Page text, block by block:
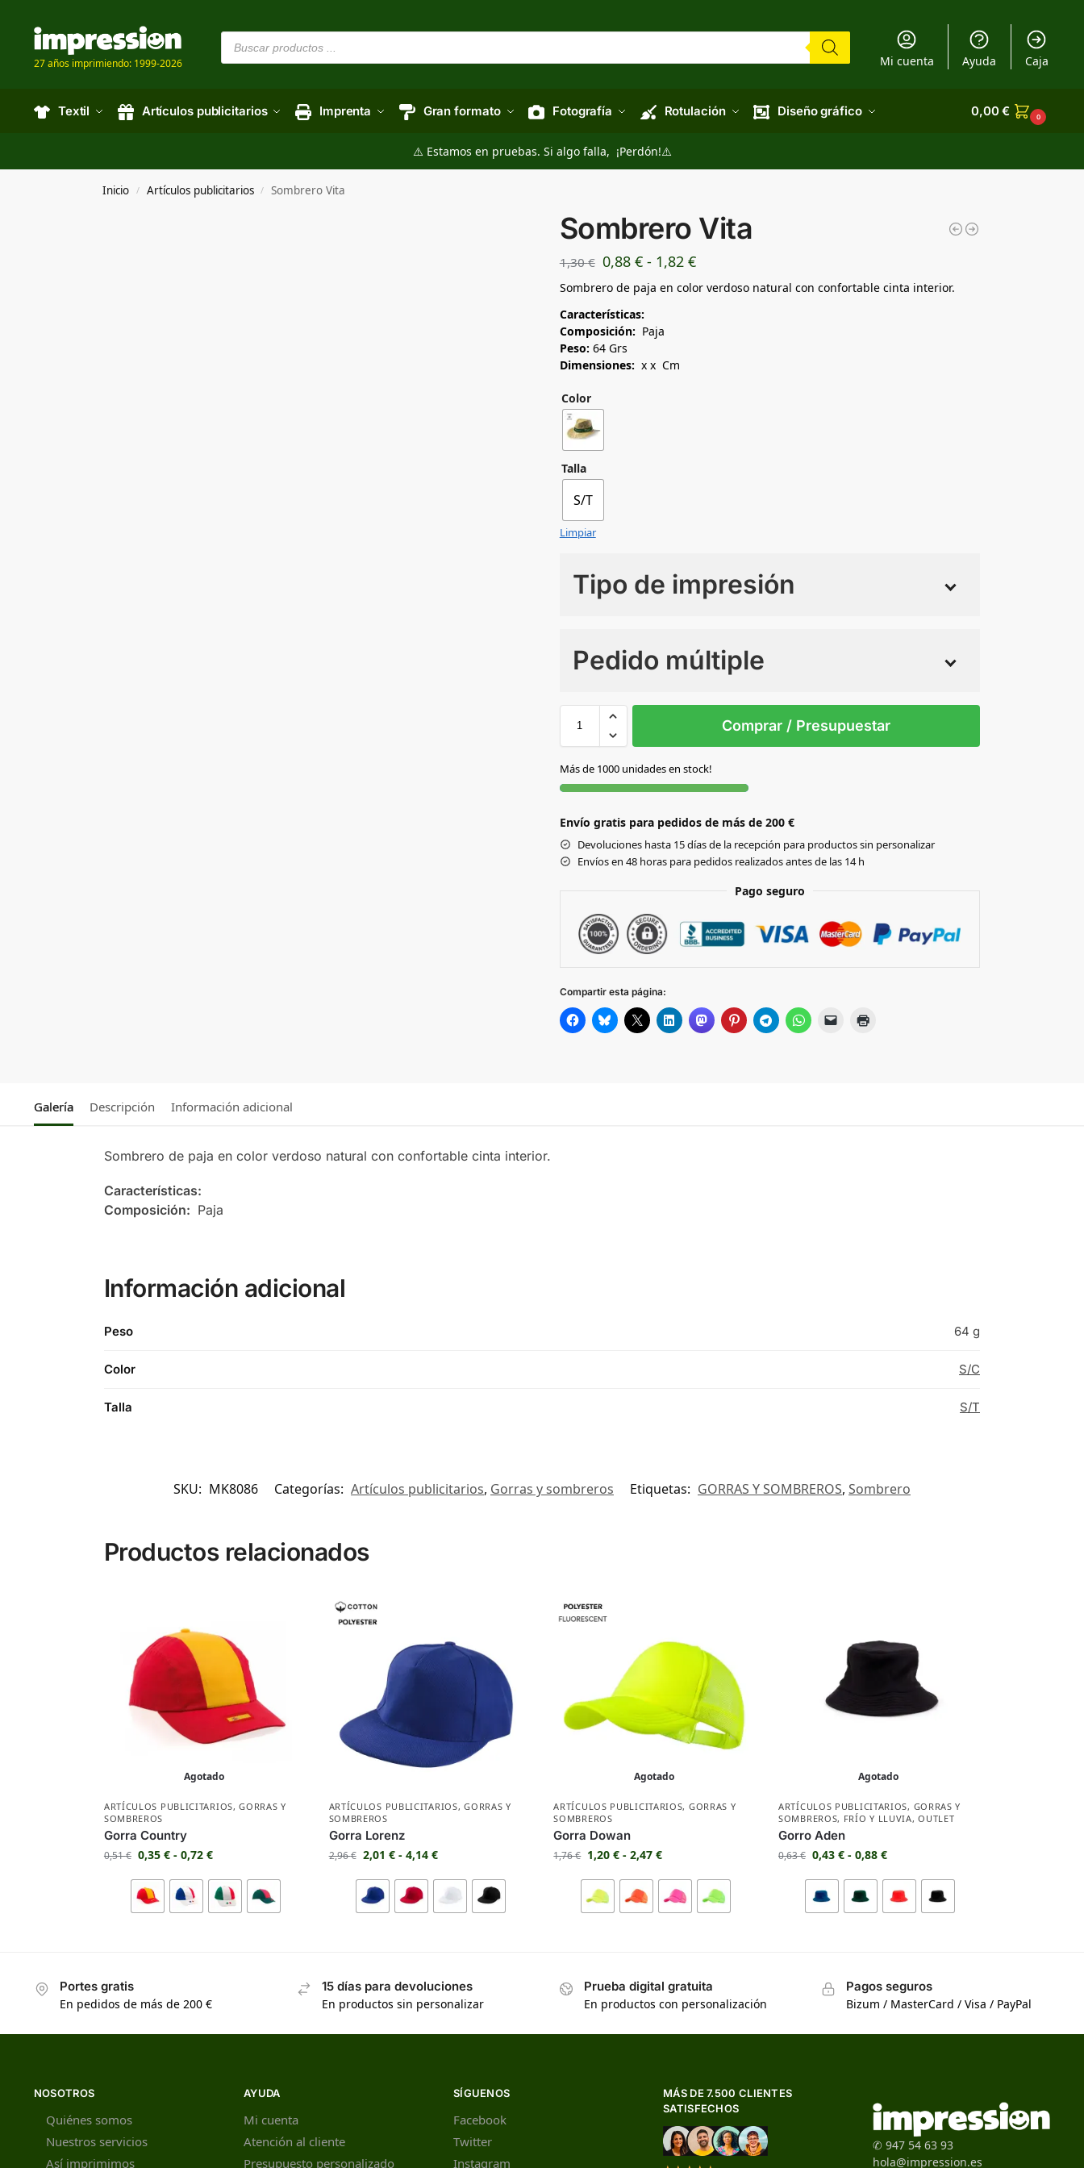
27 años imprimiendo: 1999-2026 Mi cuenta Ayuda Caja
Textil Artículos publicitarios Imprenta Gran formato Fotografía Rotulación Diseño gráfico 0,00€ 0
⚠️ Estamos en pruebas. Si algo falla, ¡Perdón!⚠️
Inicio / Artículos publicitarios / Sombrero Vita
Sombrero Vita
1,30€ 0,88 € - 1,82 €
Sombrero de paja en color verdoso natural con confortable cinta interior.
Características:
Composición: Paja
Peso: 64 Grs
Dimensiones: x x Cm
Color
Talla
S/T
Limpiar
Tipo de impresión
Pedido múltiple
Comprar / Presupuestar
Más de 1000 unidades en stock!
Envío gratis para pedidos de más de 200 €
Devoluciones hasta 15 días de la recepción para productos sin personalizar
Envíos en 48 horas para pedidos realizados antes de las 14 h
Pago seguro
Compartir esta página:
Galería Descripción Información adicional
Sombrero de paja en color verdoso natural con confortable cinta interior.
Características:
Composición: Paja
Información adicional
Peso 64 g
Color S/C
Talla S/T
SKU: MK8086 Categorías: Artículos publicitarios, Gorras y sombreros Etiquetas: GORRAS Y SOMBREROS, Sombrero
Productos relacionados
Agotado
ARTÍCULOS PUBLICITARIOS,GORRAS Y
SOMBREROS
Gorra Country
0,51€ 0,35 € - 0,72 €
ARTÍCULOS PUBLICITARIOS,GORRAS Y
SOMBREROS
Gorra Lorenz
2,96€ 2,01 € - 4,14 €
Agotado
ARTÍCULOS PUBLICITARIOS, GORRAS Y
SOMBREROS
Gorra Dowan
1,76€ 1,20€ - 2,47€
Agotado
ARTÍCULOS PUBLICITARIOS, GORRAS Y
SOMBREROS, FRÍO Y LLUVIA,OUTLET
Gorro Aden
0,63€ 0,43€ - 0,88€
Portes gratis
En pedidos de más de 200 €
15 días para devoluciones
En productos sin personalizar
Prueba digital gratuita
En productos con personalización
Pagos seguros
Bizum / MasterCard / Visa / PayPal
NOSOTROS
Quiénes somos
Nuestros servicios
Así imprimimos
AYUDA
Mi cuenta
Atención al cliente
Presupuesto personalizado
SÍGUENOS
Facebook
Twitter
Instagram
MÁS DE 7.500 CLIENTES
SATISFECHOS
✆ 947 54 63 93
hola@impression.es